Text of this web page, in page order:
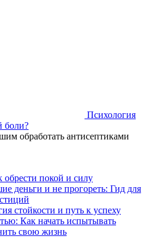
Психология
боли?
обработать антисептиками
покой и силу
деньги и не прогореть: Гид для
стойкости и путь к успеху
Как начать испытывать
свою жизнь